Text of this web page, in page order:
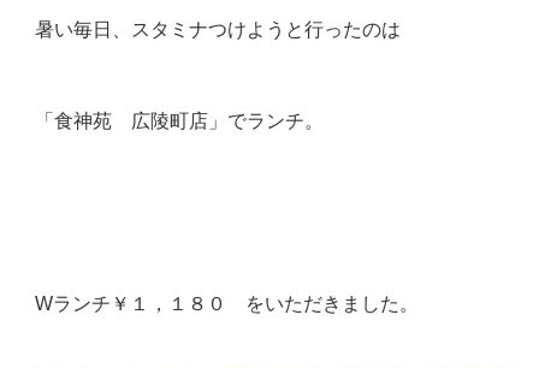
暑い毎日、スタミナつけようと行ったのは
「食神苑 広陵町店」でランチ。
Wランチ￥１，１８０ をいただきました。